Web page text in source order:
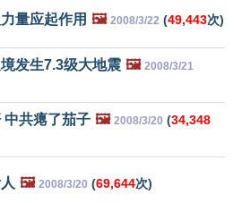
量应起作用 🖼️ 2008/3/22 (49,443次)
发生7.3级大地震 🖼️ 2008/3/21
中共瘪了茄子 🖼️ 2008/3/20 (34,348
🖼️ 2008/3/20 (69,644次)